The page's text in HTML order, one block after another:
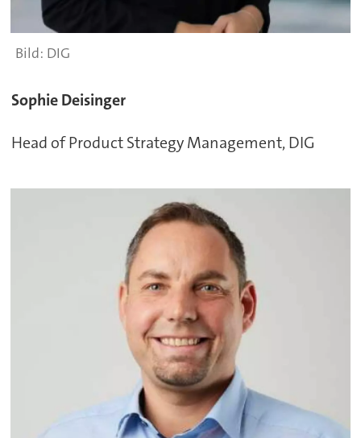
DIG
Sophie Deisinger
Head of Product Strategy Management, DIG